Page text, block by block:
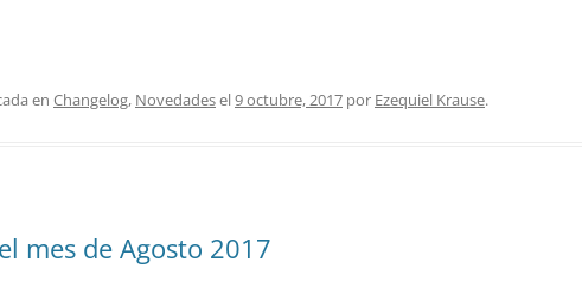
en Changelog, Novedadesel9 octubre, 2017 por Ezequiel Krause.
mes de Agosto 2017